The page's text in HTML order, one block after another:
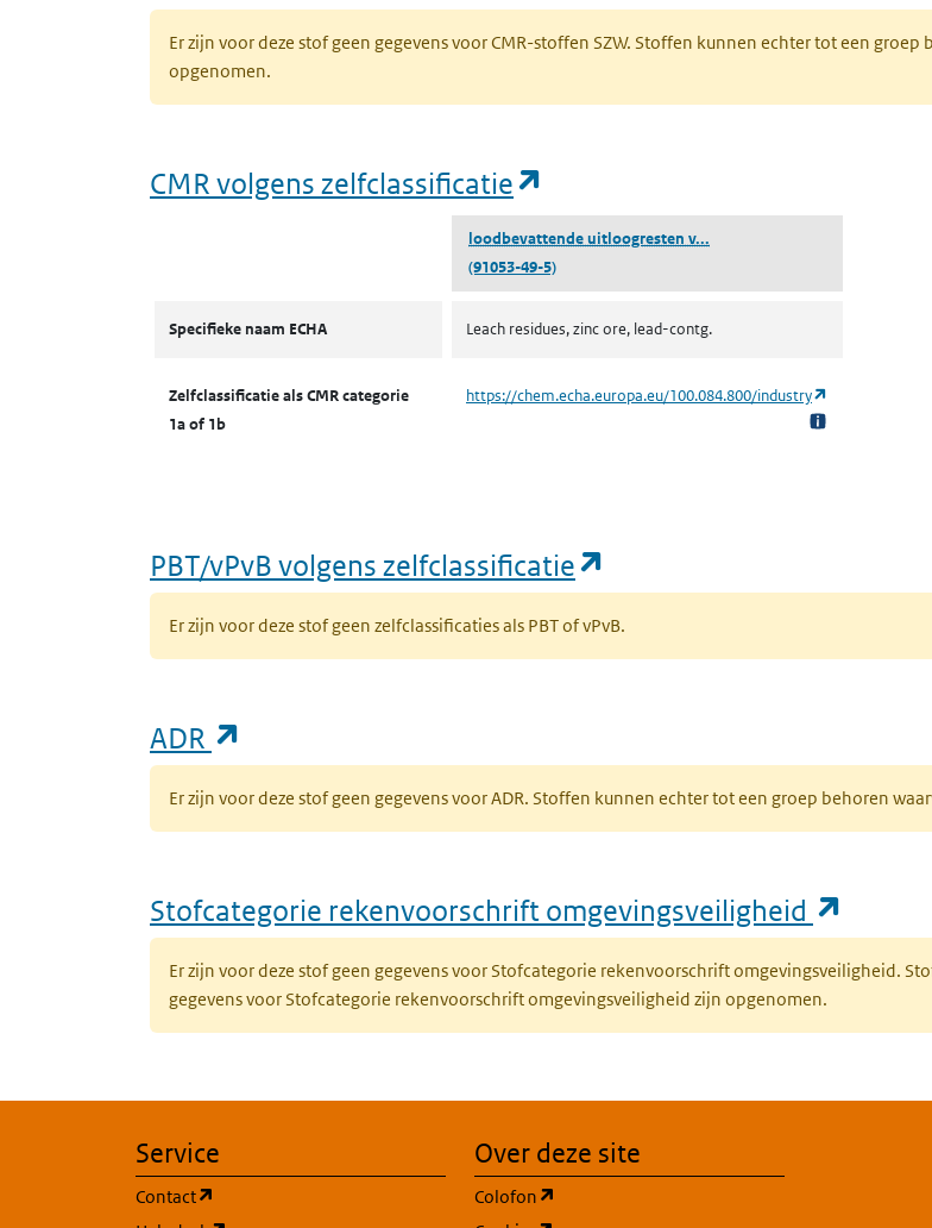
Er zijn voor deze stof geen gegevens voor CMR-stoffen SZW. Stoffen kunnen echter tot een
opgenomen.
CMR volgens zelfclassificatie
loodbevattende uitloogresten v...
(91053-49-5)
Specifieke naam ECHA Leach residues, zinc ore, lead-contg.
Zelfclassificatie als CMR categorie
1a of 1b
https://chem.echa.europa.eu/100.084.800/industry
PBT/vPvB volgens zelfclassificatie
Er zijn voor deze stof geen zelfclassificaties als PBT of vPvB.
ADR
Er zijn voor deze stof geen gegevens voor ADR. Stoffen kunnen echter tot een groep behoren
Stofcategorie rekenvoorschrift omgevingsveiligheid
Er zijn voor deze stof geen gegevens voor Stofcategorie rekenvoorschrift omgevingsveiligheid.
gegevens voor Stofcategorie rekenvoorschrift omgevingsveiligheid zijn opgenomen.
Service
Contact
Over deze site
Colofon